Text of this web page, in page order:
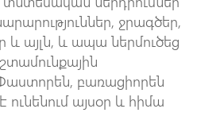
ջրագծեր,
այլն, և ապա ներմուծեց
բառացիորեն
ունենում այսօր և հիմա